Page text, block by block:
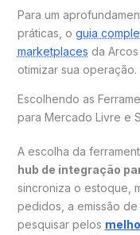
Para um
práticas, o guia
marketplaces da
otimizar sua operação.
Escolhendo as
para Mercado Livre e
A escolha da
hub de integração
sincroniza o estoque,
pedidos, a emissão
pesquisar pelos